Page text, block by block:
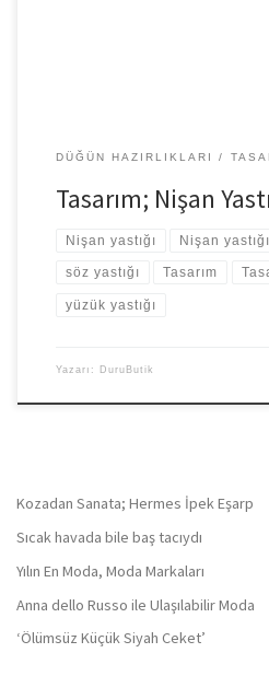
DÜĞÜN HAZIRLIKLARI
Tasarım; Nişan
Nişan yastığı Nişan
söz yastığı Tasarım
yüzük yastığı
Yazarı: DuruButik
Kozadan Sanata; Hermes İpek Eşarp
Sıcak havada bile baş tacıydı
Yılın En Moda, Moda Markaları
Anna dello Russo ile Ulaşılabilir Moda
‘Ölümsüz Küçük Siyah Ceket’